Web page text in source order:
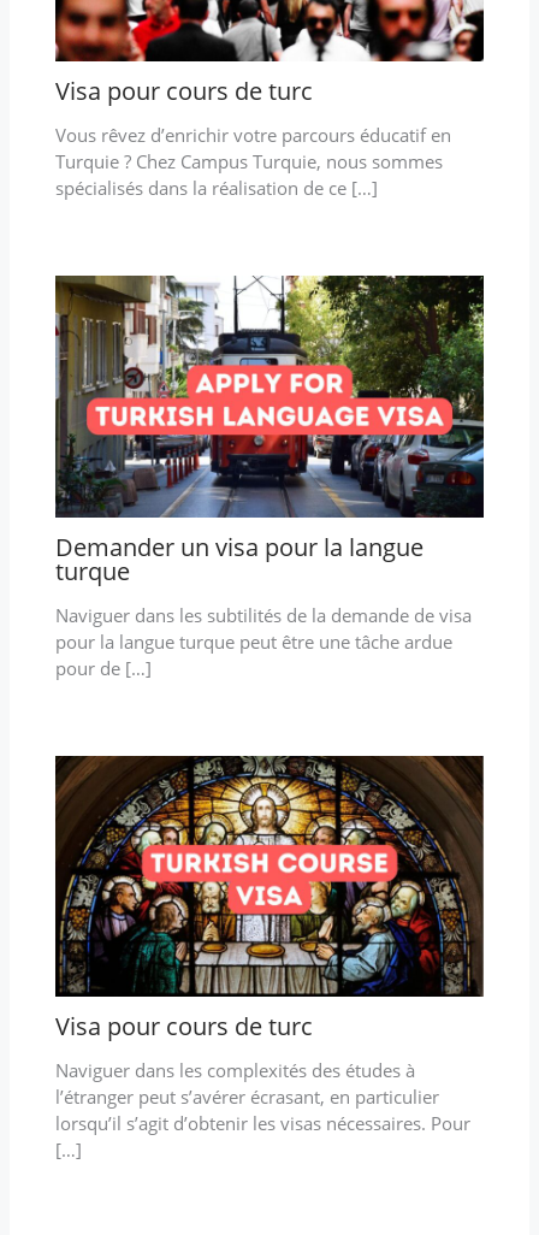
Visa pour cours de turc
Vous rêvez d’enrichir votre parcours éducatif en
Turquie ? Chez Campus Turquie, nous sommes
spécialisés dans la réalisation de ce […]
Demander un visa pour la langue
turque
Naviguer dans les subtilités de la demande de visa
pour la langue turque peut être une tâche ardue
pour de […]
Visa pour cours de turc
Naviguer dans les complexités des études à
l’étranger peut s’avérer écrasant, en particulier
lorsqu’il s’agit d’obtenir les visas nécessaires. Pour
[…]